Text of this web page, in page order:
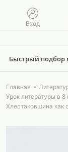
Вход
Быстрый подбор
Главная
Урок литературы в
Хлестаковщина как